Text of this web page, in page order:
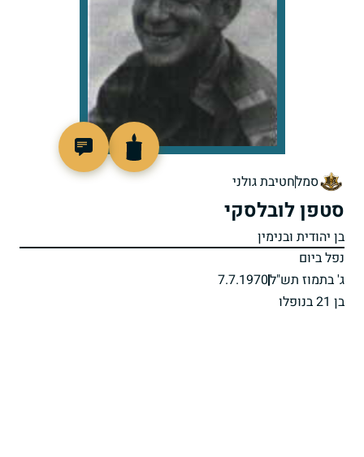
סמלחטיבת גולני
סטפן לובלסקי
בן יהודית ובנימין
נפל ביום
ג' בתמוז תש"ל7.7.1970
בן 21 בנופלו